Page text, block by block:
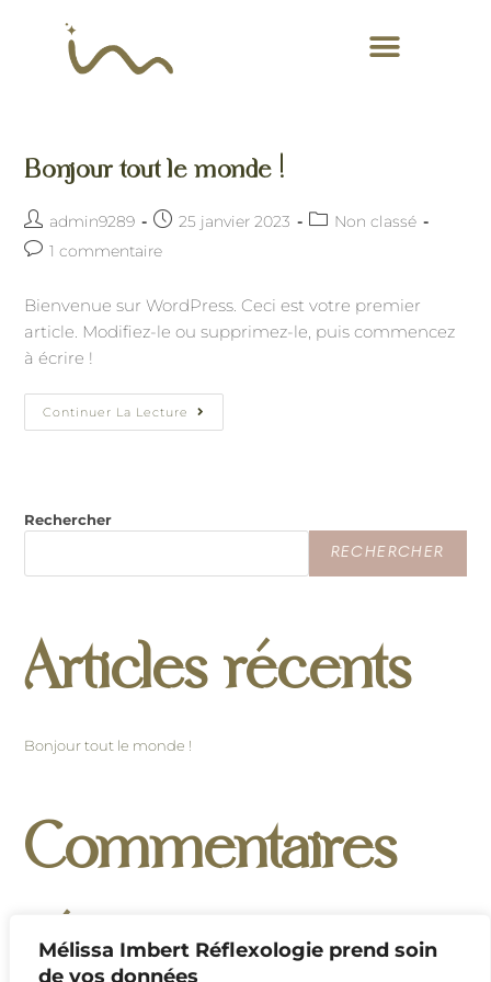
Mélissa Imbert Réflexologie prend soin
de vos données
Bonjour tout le monde !
admin9289 25 janvier 2023
Non classé
1 commentaire
Bienvenue sur WordPress. Ceci est votre premier
article. Modifiez-le ou supprimez-le, puis commencez
à écrire !
Continuer La Lecture
Rechercher
RECHERCHER
Articles récents
Bonjour tout le monde !
Commentaires
récents